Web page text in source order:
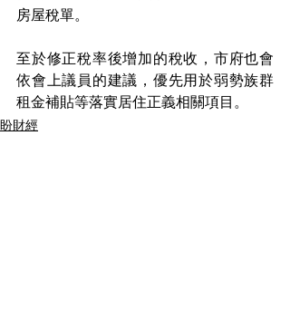
房屋稅單。
至於修正稅率後增加的稅收，市府也會
依會上議員的建議，優先用於弱勢族群
租金補貼等落實居住正義相關項目。
盼財經